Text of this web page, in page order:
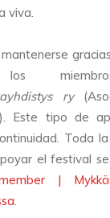
viva.
los
ry
Este tipo de
Toda
el festival
|
.